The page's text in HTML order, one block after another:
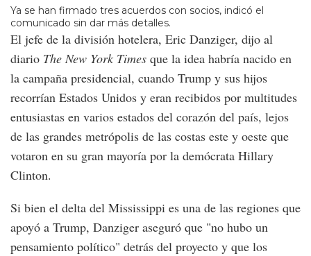
Ya se han firmado tres acuerdos con socios, indicó el
comunicado sin dar más detalles.
El jefe de la división hotelera, Eric Danziger, dijo al
diario The New York Times que la idea habría nacido en
la campaña presidencial, cuando Trump y sus hijos
recorrían Estados Unidos y eran recibidos por multitudes
entusiastas en varios estados del corazón del país, lejos
de las grandes metrópolis de las costas este y oeste que
votaron en su gran mayoría por la demócrata Hillary
Clinton.
Si bien el delta del Mississippi es una de las regiones que
apoyó a Trump, Danziger aseguró que "no hubo un
pensamiento político" detrás del proyecto y que los